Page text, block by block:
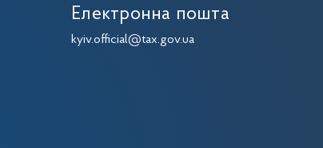
Електронна пошта
kyiv.official@tax.gov.ua